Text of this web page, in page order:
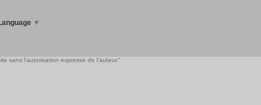
▼
sans l'autorisation expresse de l'auteur."